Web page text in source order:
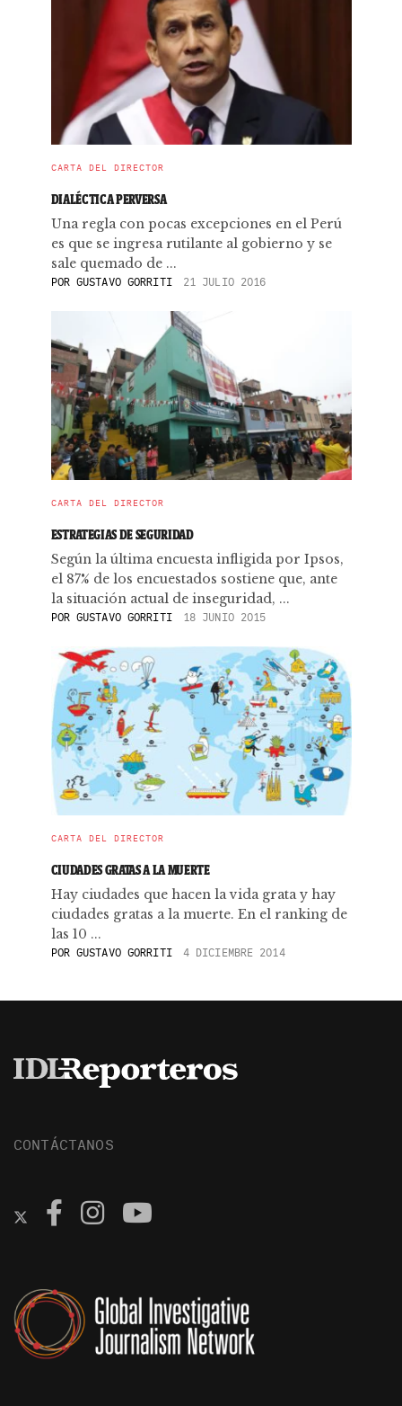
CARTA DEL DIRECTOR
DIALÉCTICA PERVERSA
Una regla con pocas excepciones en el Perú
es que se ingresa rutilante al gobierno y se
sale quemado de ...
POR GUSTAVO GORRITI 21 JULIO 2016
CARTA DEL DIRECTOR
ESTRATEGIAS DE SEGURIDAD
Según la última encuesta infligida por Ipsos,
el 87% de los encuestados sostiene que, ante
la situación actual de inseguridad, ...
POR GUSTAVO GORRITI 18 JUNIO 2015
CARTA DEL DIRECTOR
CIUDADES GRATAS A LA MUERTE
Hay ciudades que hacen la vida grata y hay
ciudades gratas a la muerte. En el ranking de
las 10 ...
POR GUSTAVO GORRITI 4 DICIEMBRE 2014
CONTÁCTANOS